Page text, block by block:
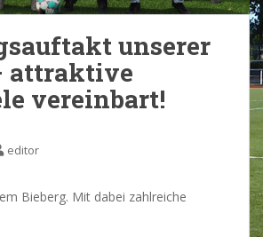
unserer
attraktive
vereinbart!
editor
Bieberg. Mit dabei zahlreiche